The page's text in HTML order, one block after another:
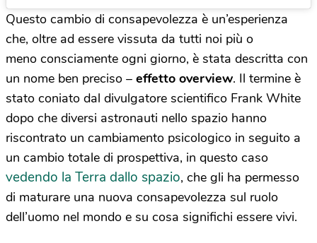
Questo cambio di consapevolezza è un’esperienza
che, oltre ad essere vissuta da tutti noi più o
meno consciamente ogni giorno, è stata descritta con
un nome ben preciso – effetto overview. Il termine è
stato coniato dal divulgatore scientifico Frank White
dopo che diversi astronauti nello spazio hanno
riscontrato un cambiamento psicologico in seguito a
un cambio totale di prospettiva, in questo caso
vedendo la Terra dallo spazio, che gli ha permesso
di maturare una nuova consapevolezza sul ruolo
dell’uomo nel mondo e su cosa significhi essere vivi.